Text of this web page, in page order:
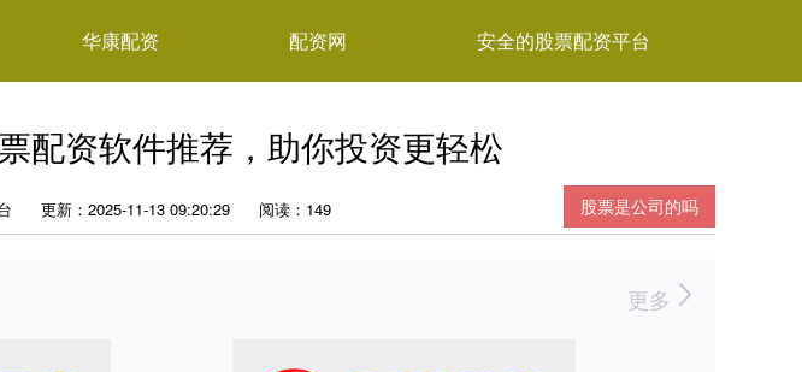
华康配资 配资网 安全的股票配资平台
配资软件推荐，助你投资更轻松
股票是公司的吗
更新：2025-11-13 09:20:29 阅读：149
更多